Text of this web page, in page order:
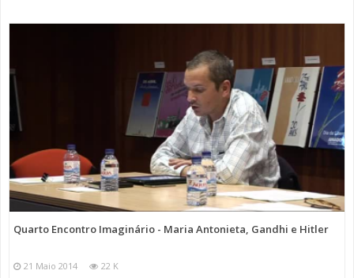
Quarto Encontro Imaginário - Maria Antonieta, Gandhi e Hitler
21 Maio 2014 22 K